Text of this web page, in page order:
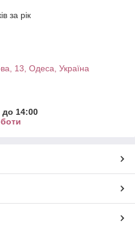
за рік
13, Одеса, Україна
до 14:00